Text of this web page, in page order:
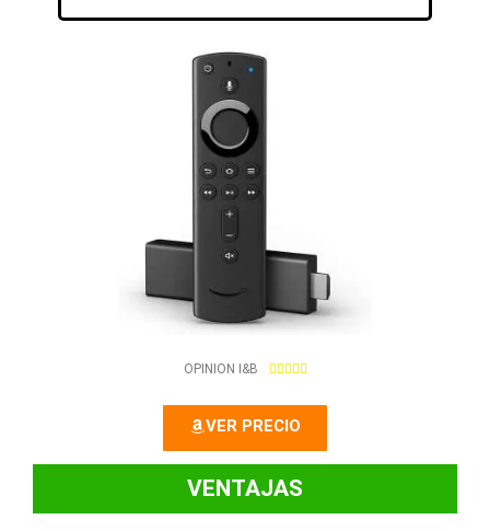
OPINION I&B 5
VER PRECIO
VENTAJAS